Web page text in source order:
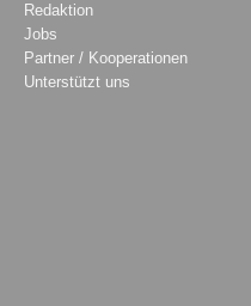
Redaktion
Jobs
Partner / Kooperationen
Unterstützt uns